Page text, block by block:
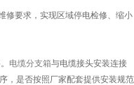
求，实现区域停电检修、缩小
电缆分支箱与电缆接头安装连接
，是否按照厂家配套提供安装规范